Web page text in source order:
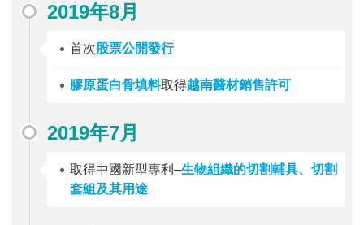
2019年8月
首次股票公開發行
膠原蛋白骨填料取得越南醫材銷售許可
2019年7月
取得中國新型專利–生物組織的切割輔具、切割
套組及其用途